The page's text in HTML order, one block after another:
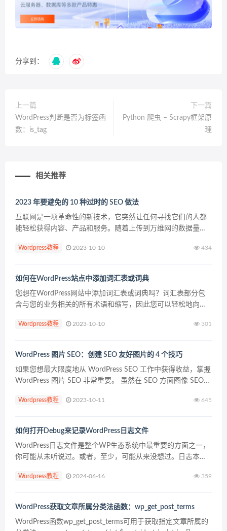
分享到：
上一篇
WordPress判断是否为标签函
数：is_tag
下一篇
Python 爬虫 – Scrapy框架原
理
相关推荐
2023 年要避免的 10 种过时的 SEO 做法
互联网是一项革命性的新技术，它突然让任何寻找它们的人都
能轻松获得内容、产品和服务。随着上传到万维网的数据量的
——过滤可用数据并准确提供最符合我们问题的结果。算法的创
Wordpress教程 2023-10-10 434
如何在WordPress站点中添加词汇表或词典
您想在WordPress网站中添加词汇表或词典吗？词汇表部分包
含与您的业务相关的所有术语和缩写，因此您可以轻松地向客
导者。在本文中，我们将向您展示如何向WordPre...
Wordpress教程 2023-10-10 301
WordPress 图片 SEO：创建 SEO 友好图片的 4 个技巧
如果您想最大限度地从 WordPress SEO 工作中获得收益，掌握
WordPress 图片 SEO 非常重要。 虽然在 SEO 方面图像 SEO
中仍然发...
Wordpress教程 2023-10-11 645
如何打开Debug来记录WordPress日志文件
WordPress日志文件是整个WP生态系统中最重要的方面之一，
你可能从未听说过。或者，至少，可能从来没想过。日志本质
的记录。不幸的是，许多人认为日志文件很难理解...
Wordpress教程 2024-06-16 359
WordPress获取文章所属分类法函数：wp_get_post_terms
WordPress函数wp_get_post_terms可用于获取指定文章所属的